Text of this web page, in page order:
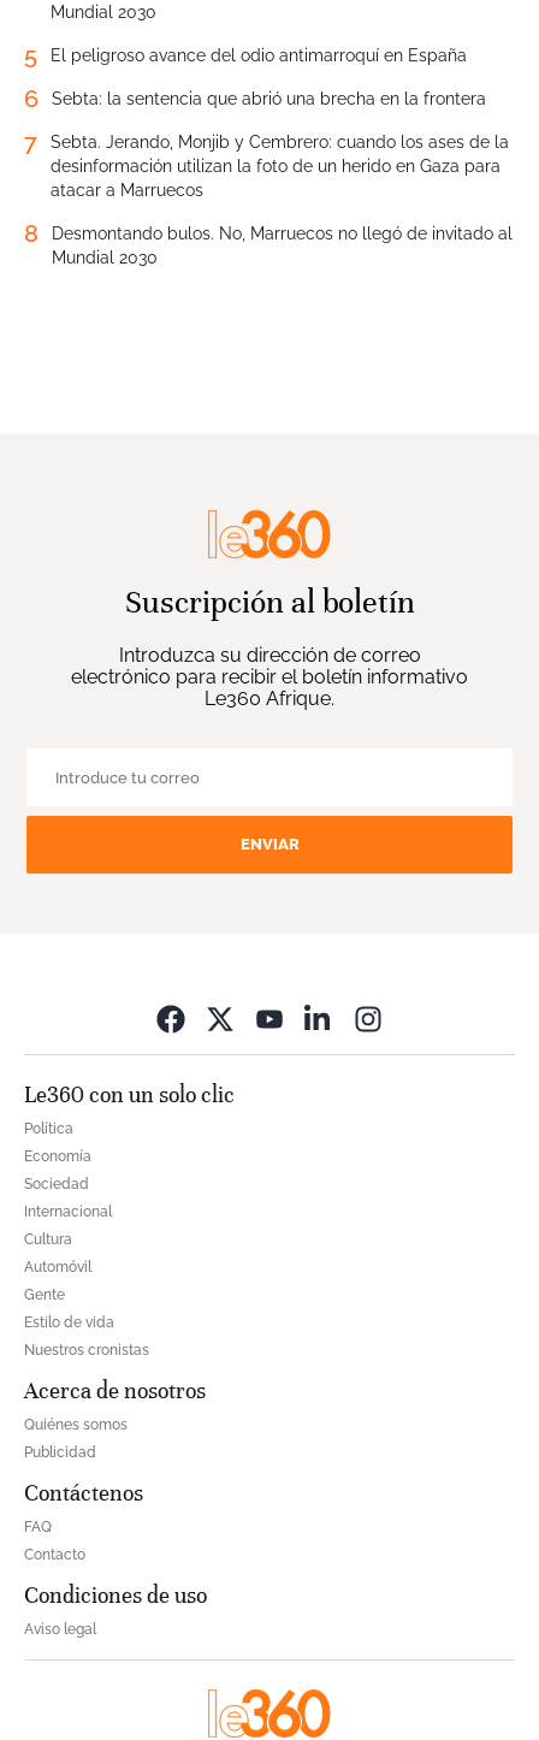
Mundial 2030
5 El peligroso avance del odio antimarroquí en España
6 Sebta: la sentencia que abrió una brecha en la frontera
7
Sebta. Jerando, Monjib y Cembrero: cuando los ases de la
desinformación utilizan la foto de un herido en Gaza para
atacar a Marruecos
8
Desmontando bulos. No, Marruecos no llegó de invitado al
Mundial 2030
Suscripción al boletín
Introduzca su dirección de correo
electrónico para recibir el boletín informativo
Le360 Afrique.
ENVIAR
Le360 con un solo clic
Política
Economía
Sociedad
Internacional
Cultura
Automóvil
Gente
Estilo de vida
Nuestros cronistas
Acerca de nosotros
Quiénes somos
Publicidad
Contáctenos
FAQ
Contacto
Condiciones de uso
Aviso legal